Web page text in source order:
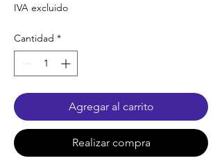
IVA excluido
Cantidad *
Agregar al carrito
Realizar compra